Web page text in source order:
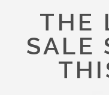
THE
SALE